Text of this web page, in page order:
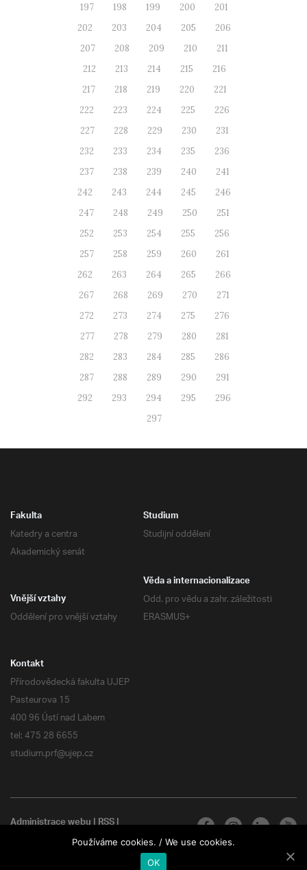
197
198 199 200
201
202
203 204 205
206
207
208 209 210
211
212
213 214 215
216
217
218 219 220
221
222
223 224 225
226
227
228 229 230
231
232
233 234 235
236
237
238 239 240
241
242
243 244 245
246
247
248 249 250
251
252
253 254 255
256
257
258 259 260
261
262
263 264 265
266
267
268 269 270
271
272
273 274 275
276
277
278 279 280
281
282
283 284 285
286
287
288 289 290
291
292
293 294 295
296
297
Fakulta
Katedry a centra
Akademický senát
Studium
Studijní oddělení
Věda a internacionalizace
Odd. pro vědu a zahr. záležitosti
ERASMUS+
Vnější vztahy
Oddělení pro vnější vztahy
Kontakt
Přírodovědecká fakulta UJEP
Pasteurova 15
400 96 Ústí nad Labem
tel: 475 28 6655
studium.prf@ujep.cz
Administrace webu|RSS|
Všechna práva vyhrazenaPoužíváme cookies. / We use cookies.
OK